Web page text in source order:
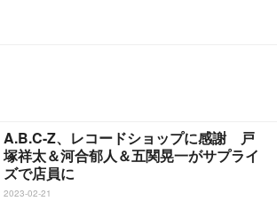
A.B.C-Z、レコードショップに感謝 戸
塚祥太＆河合郁人＆五関晃一がサプライ
ズで店員に
2023-02-21